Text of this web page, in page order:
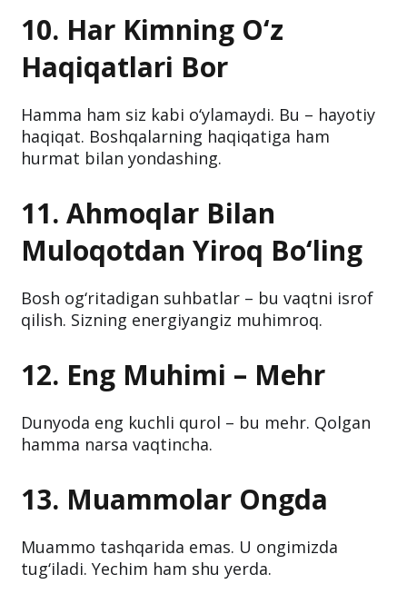
10. Har Kimning O‘z
Haqiqatlari Bor
Hamma ham siz kabi o‘ylamaydi. Bu – hayotiy
haqiqat. Boshqalarning haqiqatiga ham
hurmat bilan yondashing.
11. Ahmoqlar Bilan
Muloqotdan Yiroq Bo‘ling
Bosh og‘ritadigan suhbatlar – bu vaqtni isrof
qilish. Sizning energiyangiz muhimroq.
12. Eng Muhimi – Mehr
Dunyoda eng kuchli qurol – bu mehr. Qolgan
hamma narsa vaqtincha.
13. Muammolar Ongda
Muammo tashqarida emas. U ongimizda
tug‘iladi. Yechim ham shu yerda.